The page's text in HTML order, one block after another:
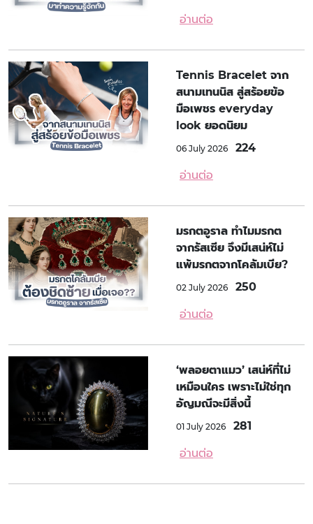
อ่านต่อ
Tennis Bracelet จาก
สนามเทนนิส สู่สร้อยข้อ
มือเพชร everyday
look ยอดนิยม
06 July 2026 224
อ่านต่อ
มรกตอูราล ทำไมมรกต
จากรัสเซีย จึงมีเสน่ห์ไม่
แพ้มรกตจากโคลัมเบีย?
02 July 2026 250
อ่านต่อ
‘พลอยตาแมว’ เสน่ห์ที่ไม่
เหมือนใคร เพราะไม่ใช่ทุก
อัญมณีจะมีสิ่งนี้
01 July 2026 281
อ่านต่อ